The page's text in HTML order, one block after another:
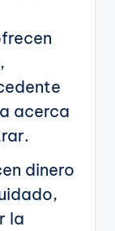
acerca
dinero
la